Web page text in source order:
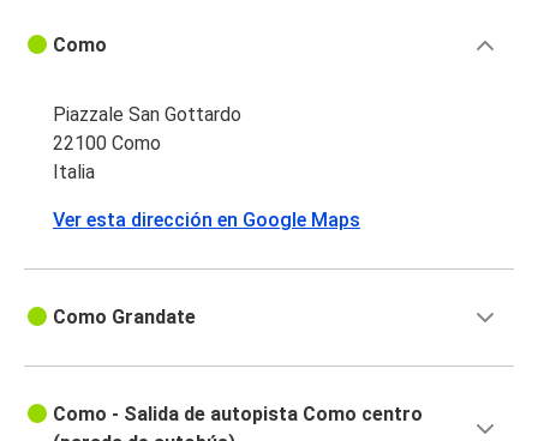
Como
Piazzale San Gottardo
22100 Como
Italia
Ver esta dirección en Google Maps
Como Grandate
Como - Salida de autopista Como centro